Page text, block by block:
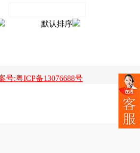
默认排序
号:粤ICP备13076688号